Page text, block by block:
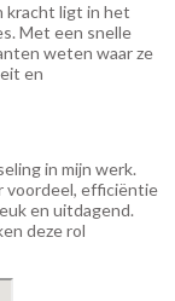
kracht ligt in het
Met een snelle
weten waar ze
en
in mijn werk.
voordeel, efficiëntie
en uitdagend.
deze rol